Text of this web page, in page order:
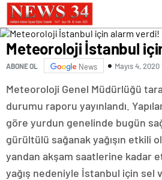
Meteoroloji İstanbul
ABONE OL News Mayıs 4,
Meteoroloji Genel Müdürlüğü
durumu raporu yayınlandı.
göre yurdun genelinde bugün
gürültülü sağanak yağışın etkili
yandan akşam saatlerine kadar
yağış nedeniyle İstanbul için sel